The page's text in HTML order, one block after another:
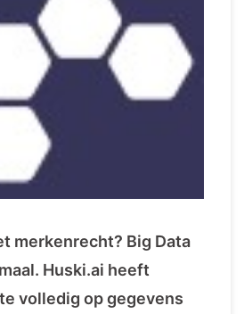
merkenrecht? Big Data
Huski.ai heeft
volledig op gegevens